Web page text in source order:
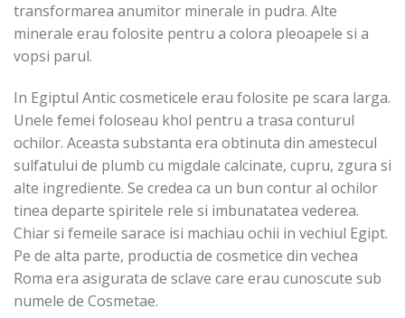
transformarea anumitor minerale in pudra. Alte
minerale erau folosite pentru a colora pleoapele si a
vopsi parul.
In Egiptul Antic cosmeticele erau folosite pe scara larga.
Unele femei foloseau khol pentru a trasa conturul
ochilor. Aceasta substanta era obtinuta din amestecul
sulfatului de plumb cu migdale calcinate, cupru, zgura si
alte ingrediente. Se credea ca un bun contur al ochilor
tinea departe spiritele rele si imbunatatea vederea.
Chiar si femeile sarace isi machiau ochii in vechiul Egipt.
Pe de alta parte, productia de cosmetice din vechea
Roma era asigurata de sclave care erau cunoscute sub
numele de Cosmetae.